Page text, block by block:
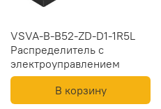
VSVA-B-B52-ZD-D1-1R5L
Распределитель с
электроуправлением
В корзину